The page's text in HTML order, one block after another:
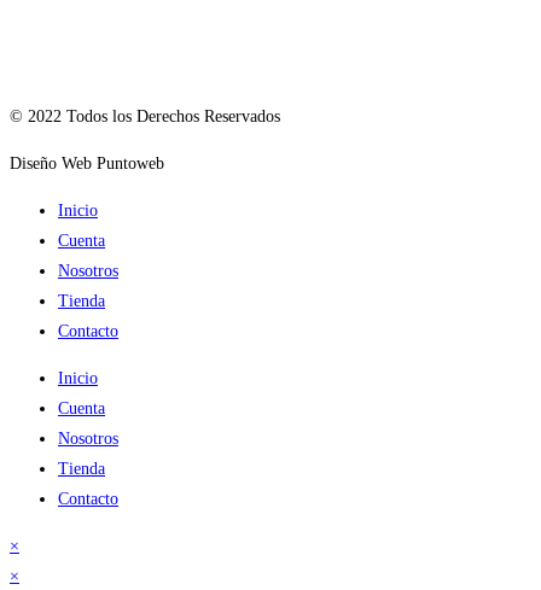
© 2022 Todos los Derechos Reservados
Diseño Web Puntoweb
Inicio
Cuenta
Nosotros
Tienda
Contacto
Inicio
Cuenta
Nosotros
Tienda
Contacto
×
×